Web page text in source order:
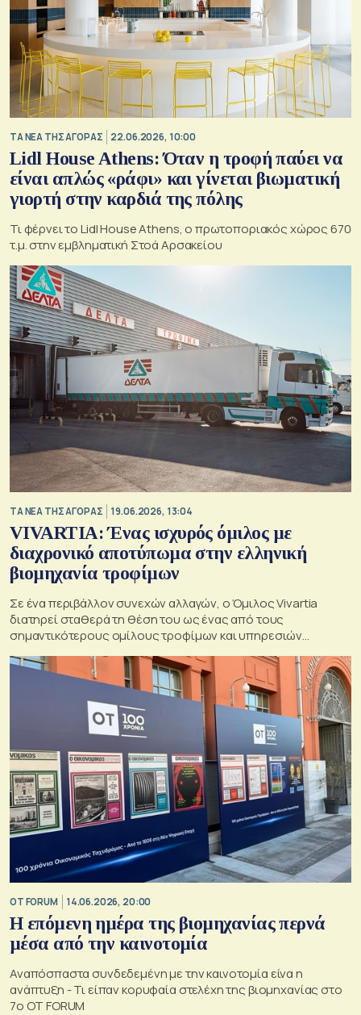
ΤΑ ΝΕΑ ΤΗΣ ΑΓΟΡΑΣ 22.06.2026, 10:00
Lidl House Athens: Όταν η τροφή παύει να
είναι απλώς «ράφι» και γίνεται βιωματική
γιορτή στην καρδιά της πόλης
Τι φέρνει το Lidl House Athens, ο πρωτοποριακός χώρος 670
τ.μ. στην εμβληματική Στοά Αρσακείου
ΤΑ ΝΕΑ ΤΗΣ ΑΓΟΡΑΣ 19.06.2026, 13:04
VIVARTIA: Ένας ισχυρός όμιλος με
διαχρονικό αποτύπωμα στην ελληνική
βιομηχανία τροφίμων
Σε ένα περιβάλλον συνεχών αλλαγών, ο Όμιλος Vivartia
διατηρεί σταθερά τη θέση του ως ένας από τους
σημαντικότερους ομίλους τροφίμων και υπηρεσιών
OT FORUM 14.06.2026, 20:00
Η επόμενη ημέρα της βιομηχανίας περνά
μέσα από την καινοτομία
Αναπόσπαστα συνδεδεμένη με την καινοτομία είνα η
ανάπτυξη - Τι είπαν κορυφαία στελέχη της βιομηχανίας στο
7ο OT FORUM